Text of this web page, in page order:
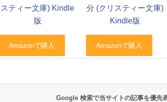
スティー文庫) Kindle
版
分 (クリスティー文庫)
Kindle版
Google 検索で当サイトの記事を優先